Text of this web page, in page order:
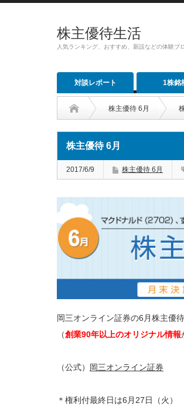
株主優待生活
人気ランキング、おすすめ、新設などの体験ブ
対談レポート 1株銘
株主優待 6月
株主優待 6月
2017/6/9 株主優待 6月
岡三オンライン証券の6月株主優
（創業90年以上のオリジナル情報
（公式） 岡三オンライン証券
＊権利付最終日は6月27日（火）